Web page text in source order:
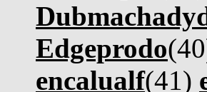
Edgeprodo
encalualf(41)